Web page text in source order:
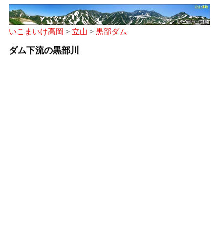
いこまいけ高岡 > 立山 > 黒部ダム
ダム下流の黒部川